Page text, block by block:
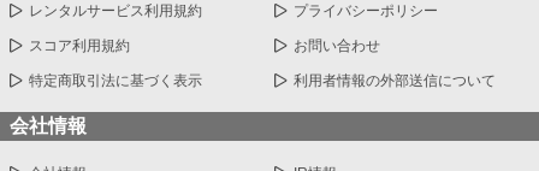
レンタルサービス利用規約 プライバシーポリシー
スコア利用規約 お問い合わせ
特定商取引法に基づく表示 利用者情報の外部送信について
会社情報